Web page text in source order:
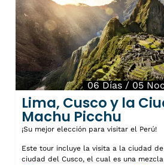
06 Días / 05
Lima, Cusco y la
Machu Picchu
¡Su mejor elección para visitar el Perú!
Este tour incluye la visita a la ciudad
ciudad del Cusco, el cual es una